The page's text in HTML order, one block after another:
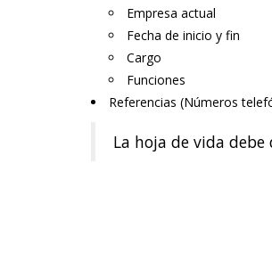
Empresa actual
Fecha de inicio y fin
Cargo
Funciones
Referencias (Números
La hoja de vida